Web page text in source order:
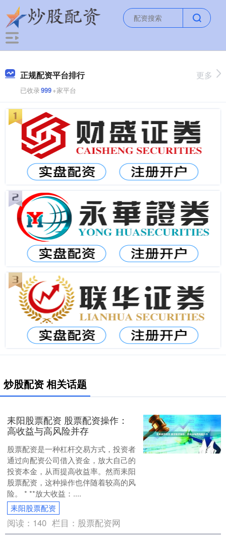
正规配资平台排行
已收录999+家平台
更多
炒股配资 相关话题
耒阳股票配资 股票配资操作：
高收益与高风险并存
股票配资是一种杠杆交易方式，投资者
通过向配资公司借入资金，放大自己的
投资本金，从而提高收益率。然而耒阳
股票配资，这种操作也伴随着较高的风
险。 * **放大收益：....
耒阳股票配资
阅读： 140 栏目： 股票配资网